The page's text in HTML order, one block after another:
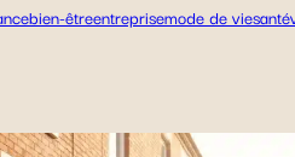
bien-êtreentreprisemode de viesanté